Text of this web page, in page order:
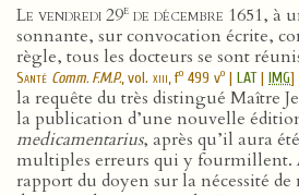
Le vendredi 29e de décembre 1651, à
sonnante, sur convocation écrite,
règle, tous les docteurs se sont
Santé Comm. F.M.P., vol. xiii, fo 499 vo | LAT| IMG]
la requête du très distingué Maître
la publication d’une nouvelle
medicamentarius, après qu’il aura
multiples erreurs qui y fourmillent.
rapport du doyen sur la nécessité